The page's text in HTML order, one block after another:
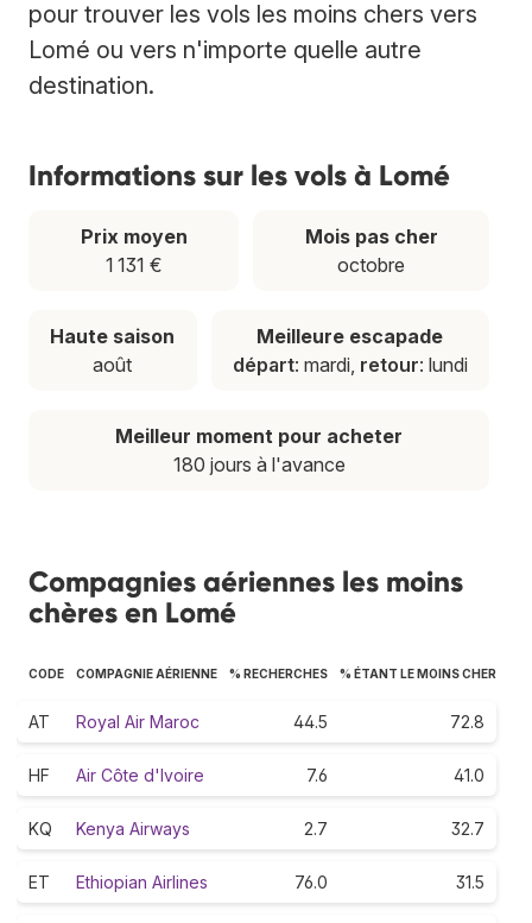
pour trouver les vols les moins chers vers
Lomé ou vers n'importe quelle autre
destination.
Informations sur les vols à Lomé
Prix moyen
1 131 €
Mois pas cher
octobre
Haute saison
août
Meilleure escapade
départ: mardi, retour: lundi
Meilleur moment pour acheter
180 jours à l'avance
Compagnies aériennes les moins
chères en Lomé
CODE COMPAGNIE AÉRIENNE % RECHERCHES % ÉTANT LE MOINS CHER
AT Royal Air Maroc 44.5 72.8
HF Air Côte d'Ivoire 7.6 41.0
KQ Kenya Airways 2.7 32.7
ET Ethiopian Airlines 76.0 31.5